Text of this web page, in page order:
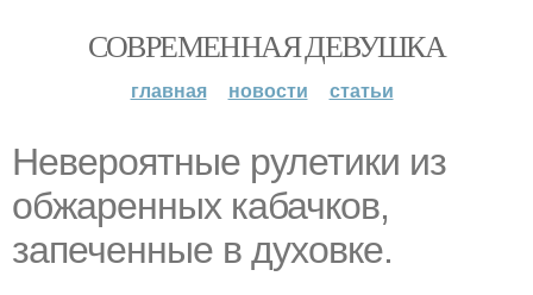
СОВРЕМЕННАЯ ДЕВУШКА
главная новости статьи
Невероятные рулетики из
обжаренных кабачков,
запеченные в духовке.